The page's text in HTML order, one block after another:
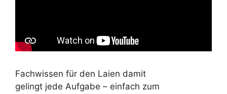
Fachwissen für den Laien damit
gelingt jede Aufgabe – einfach zum